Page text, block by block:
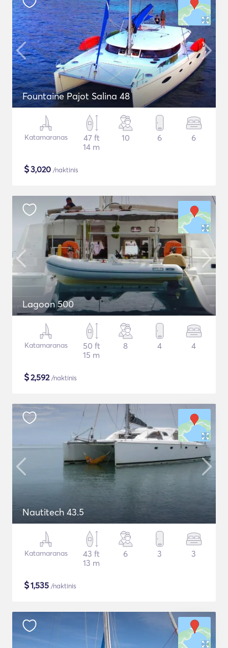
Fountaine Pajot Salina 48
Katamaranas
47 ft
14 m
10 6 6
$3,020 /naktinis
Lagoon 500
Katamaranas
50 ft
15 m
8 4 4
$2,592/naktinis
Nautitech 43.5
Katamaranas
43 ft
13 m
6 3 3
$1,535 /naktinis